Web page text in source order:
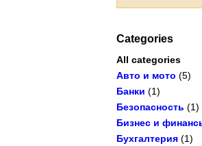
Categories
All categories
Авто и мото (5)
Банки (1)
Безопасность (1)
Бизнес и
Бухгалтерия (1)